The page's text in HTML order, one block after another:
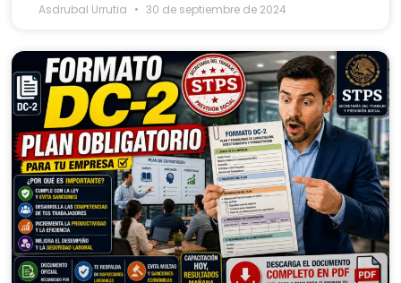
Asdrubal Urrutia 30 de septiembre de 2024